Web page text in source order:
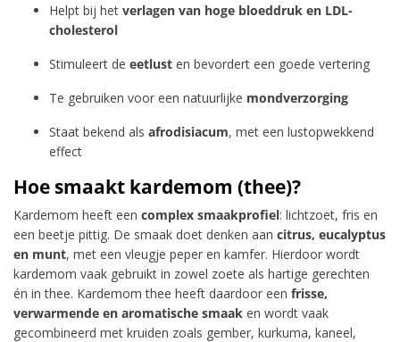
Helpt bij het verlagen van hoge bloeddruk en LDL-
cholesterol
Stimuleert de eetlust en bevordert een goede vertering
Te gebruiken voor een natuurlijke mondverzorging
Staat bekend als afrodisiacum, met een lustopwekkend
effect
Hoe smaakt kardemom (thee)?
Kardemom heeft een complex smaakprofiel: lichtzoet, fris en
een beetje pittig. De smaak doet denken aan citrus, eucalyptus
en munt, met een vleugje peper en kamfer. Hierdoor wordt
kardemom vaak gebruikt in zowel zoete als hartige gerechten
én in thee. Kardemom thee heeft daardoor een frisse,
verwarmende en aromatische smaak en wordt vaak
gecombineerd met kruiden zoals gember, kurkuma, kaneel,